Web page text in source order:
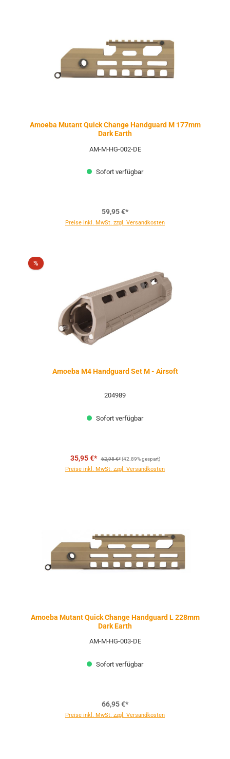
Amoeba Mutant Quick Change Handguard M 177mm
Dark Earth
AM-M-HG-002-DE
Sofort verfügbar
59,95 €*
Preise inkl. MwSt. zzgl. Versandkosten
%Rabatt
Amoeba M4 Handguard Set M - Airsoft
204989
Sofort verfügbar
35,95 €* Regulärer Preis:
62,95 €* (42.89% gespart)
Preise inkl. MwSt. zzgl. Versandkosten
Amoeba Mutant Quick Change Handguard L 228mm
Dark Earth
AM-M-HG-003-DE
Sofort verfügbar
66,95 €*
Preise inkl. MwSt. zzgl. Versandkosten